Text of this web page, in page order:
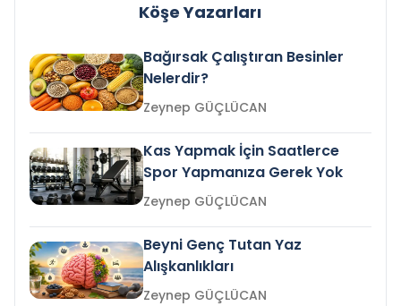
Köşe Yazarları
Bağırsak Çalıştıran Besinler
Nelerdir?
Zeynep GÜÇLÜCAN
Kas Yapmak İçin Saatlerce
Spor Yapmanıza Gerek Yok
Zeynep GÜÇLÜCAN
Beyni Genç Tutan Yaz
Alışkanlıkları
Zeynep GÜÇLÜCAN